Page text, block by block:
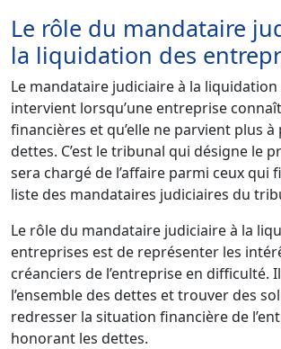
Le rôle du mandataire
la liquidation des
Le mandataire judiciaire à la
intervient lorsqu’une entreprise
financières et qu’elle ne parvient plus à
dettes. C’est le tribunal qui désigne le
sera chargé de l’affaire parmi ceux qui
liste des mandataires judiciaires du
Le rôle du mandataire judiciaire à la
entreprises est de représenter les
créanciers de l’entreprise en difficulté.
l’ensemble des dettes et trouver des
redresser la situation financière de
honorant les dettes.